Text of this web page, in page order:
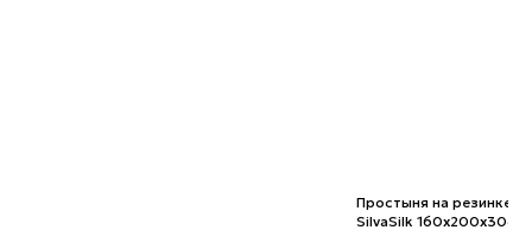
Простыня на резинке
SilvaSilk 160х200х30см